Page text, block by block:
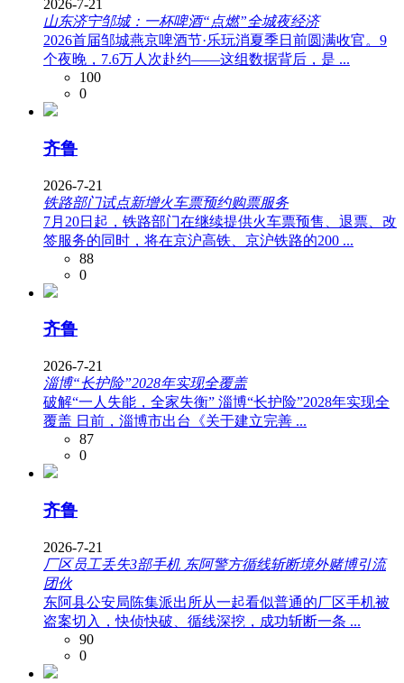
2026-7-21
山东济宁邹城：一杯啤酒“点燃”全城夜经济
2026首届邹城燕京啤酒节·乐玩消夏季日前圆满收官。9
个夜晚，7.6万人次赴约——这组数据背后，是 ...
100
0
齐鲁
2026-7-21
铁路部门试点新增火车票预约购票服务
7月20日起，铁路部门在继续提供火车票预售、退票、改
签服务的同时，将在京沪高铁、京沪铁路的200 ...
88
0
齐鲁
2026-7-21
淄博“长护险”2028年实现全覆盖
破解“一人失能，全家失衡” 淄博“长护险”2028年实现全
覆盖 日前，淄博市出台《关于建立完善 ...
87
0
齐鲁
2026-7-21
厂区员工丢失3部手机 东阿警方循线斩断境外赌博引流
团伙
东阿县公安局陈集派出所从一起看似普通的厂区手机被
盗案切入，快侦快破、循线深挖，成功斩断一条 ...
90
0